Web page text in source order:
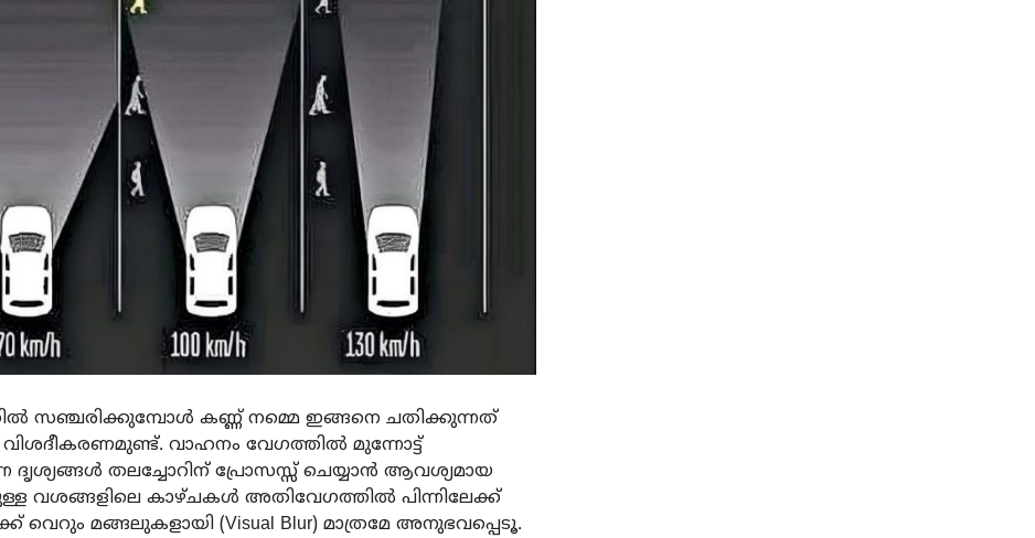
സഞ്ചരിക്കുമ്പോൾ കണ്ണ് നമ്മെ ഇങ്ങനെ ചതിക്കുന്നത്
വാഹനം വേഗത്തിൽ മുന്നോട്ട്
തലച്ചോറിന് പ്രോസസ്സ് ചെയ്യാൻ ആവശ്യമായ
വശങ്ങളിലെ കാഴ്ചകൾ അതിവേഗത്തിൽ പിന്നിലേക്ക്
മങ്ങലുകളായി (Visual Blur) മാത്രമേ അനുഭവപ്പെടൂ.